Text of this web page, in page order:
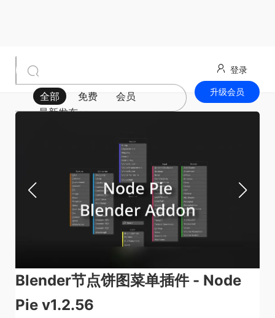
全部 免费
会员
最新发布
登录
升级会员
Blender节点饼图菜单插件 - Node
Pie v1.2.56